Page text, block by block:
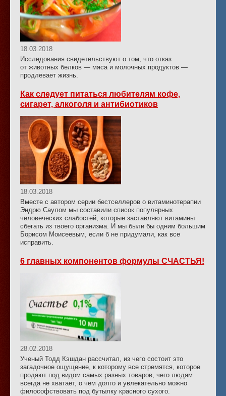
18.03.2018
Исследования свидетельствуют о том, что отказ
от животных белков — мяса и молочных продуктов —
продлевает жизнь.
Как следует питаться любителям кофе,
сигарет, алкоголя и антибиотиков
18.03.2018
Вместе с автором серии бестселлеров о витаминотерапии
Эндрю Саулом мы составили список популярных
человеческих слабостей, которые заставляют витамины
сбегать из твоего организма. И мы были бы одним большим
Борисом Моисеевым, если б не придумали, как все
исправить.
6 главных компонентов формулы СЧАСТЬЯ!
28.02.2018
Ученый Тодд Кэшдан рассчитал, из чего состоит это
загадочное ощущение, к которому все стремятся, которое
продают под видом самых разных товаров, чего людям
всегда не хватает, о чем долго и увлекательно можно
философствовать под бутылку красного сухого.